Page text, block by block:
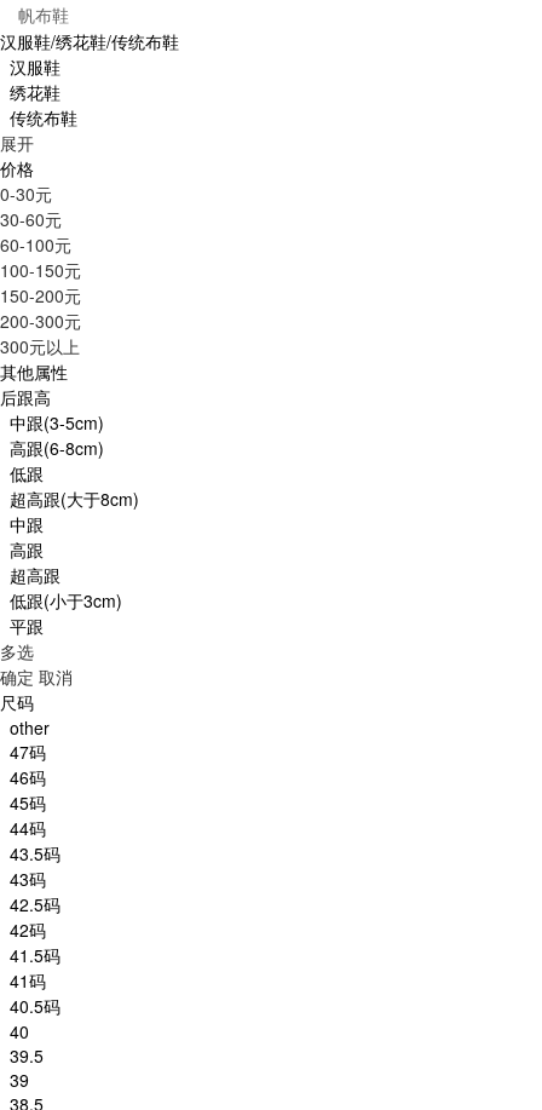
帆布鞋
汉服鞋/绣花鞋/传统布鞋
汉服鞋
绣花鞋
传统布鞋
展开
价格
0-30元
30-60元
60-100元
100-150元
150-200元
200-300元
300元以上
其他属性
后跟高
中跟(3-5cm)
高跟(6-8cm)
低跟
超高跟(大于8cm)
中跟
高跟
超高跟
低跟(小于3cm)
平跟
多选
确定 取消
尺码
other
47码
46码
45码
44码
43.5码
43码
42.5码
42码
41.5码
41码
40.5码
40
39.5
39
38.5